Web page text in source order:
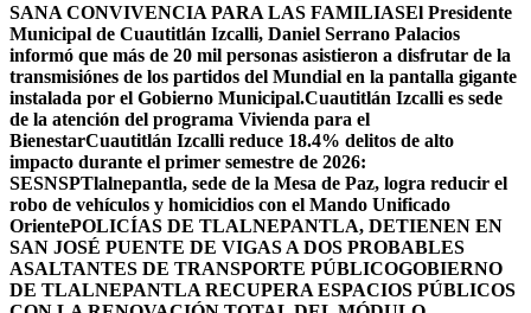
SANA CONVIVENCIA PARA LAS FAMILIASEl Presidente
Municipal de Cuautitlán Izcalli, Daniel Serrano Palacios
informó que más de 20 mil personas asistieron a disfrutar de la
transmisiónes de los partidos del Mundial en la pantalla gigante
instalada por el Gobierno Municipal.Cuautitlán Izcalli es sede
de la atención del programa Vivienda para el
BienestarCuautitlán Izcalli reduce 18.4% delitos de alto
impacto durante el primer semestre de 2026:
SESNSPTlalnepantla, sede de la Mesa de Paz, logra reducir el
robo de vehículos y homicidios con el Mando Unificado
OrientePOLICÍAS DE TLALNEPANTLA, ​DETIENEN EN
SAN JOSÉ PUENTE DE VIGAS A DOS PROBABLES
ASALTANTES DE TRANSPORTE PÚBLICOGOBIERNO
DE TLALNEPANTLA RECUPERA ESPACIOS PÚBLICOS